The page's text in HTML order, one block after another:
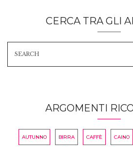
CERCA TRA GLI
ARGOMENTI
AUTUNNO BIRRA CAFFÈ CAINO